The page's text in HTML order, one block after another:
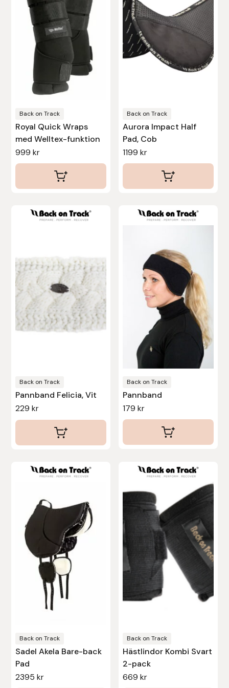
Back on Track
Royal Quick Wraps
med Welltex-funktion
999kr
flera
varianter.
alternativen
väljas
produktsidan
Back on Track
Aurora Impact Half
Pad, Cob
1199 kr
Back on Track
Pannband Felicia, Vit
229kr
Back on Track
Pannband
179 kr
varianter.
alternativen
väljas
produktsidan
Back on Track
Sadel Akela Bare-back
Pad
2395kr
Back on Track
Hästlindor Kombi Svart
2-pack
669 kr
Leovet
Lysi Ehf
Mias Ridsport
Mountain Horse
Muck Boot Company
Mustad
Natur & Kultur bokförlag
Nyttorp
Parisol
Pikeur
Prestige
Professional’s Choice
Protector
Roeckl
Safehorse of Sweden
Saltverk
Sigga Ævars
Sonnenreiter
Star